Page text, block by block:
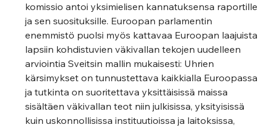
komissio antoi yksimielisen kannatuksensa raportille
ja sen suosituksille. Euroopan parlamentin
enemmistö puolsi myös kattavaa Euroopan laajuista
lapsiin kohdistuvien väkivallan tekojen uudelleen
arviointia Sveitsin mallin mukaisesti: Uhrien
kärsimykset on tunnustettava kaikkialla Euroopassa
ja tutkinta on suoritettava yksittäisissä maissa
sisältäen väkivallan teot niin julkisissa, yksityisissä
kuin uskonnollisissa instituutioissa ja laitoksissa,